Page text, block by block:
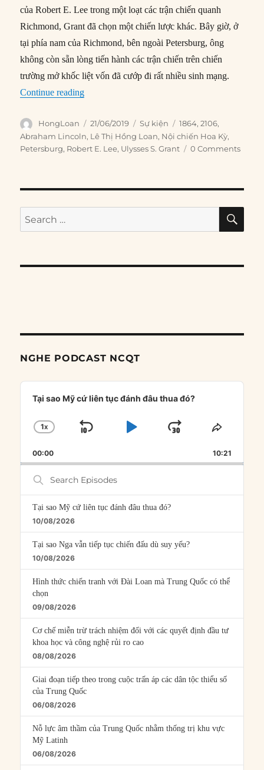
của Robert E. Lee trong một loạt các trận chiến quanh
Richmond, Grant đã chọn một chiến lược khác. Bây giờ, ở
tại phía nam của Richmond, bên ngoài Petersburg, ông
không còn sẵn lòng tiến hành các trận chiến trên chiến
trường mở khốc liệt vốn đã cướp đi rất nhiều sinh mạng.
Continue reading“21/06/1864: Tướng Grant mở rộng phòng
Author
HongLoan
Posted
on
21/06/2019 Categories
Sự kiện Tags
1864,2106,
Abraham Lincoln, Lê Thị Hồng Loan, Nội chiến Hoa Kỳ,
Petersburg, Robert E. Lee, Ulysses S. Grant 0 Comments
Search
for:
NGHE PODCAST NCQT
Audio
Player
Tại sao Mỹ cứ liên tục đánh đâu thua đó?
CHANGE
RATE
1X
SKIP
PLAYJUMP
FORWARD
SHARE
00:00 10:21
Search
Episodes
Tại sao Mỹ cứ liên tục đánh đâu thua đó?
10/08/2026
Tại sao Nga vẫn tiếp tục chiến đấu dù suy yếu?
10/08/2026
Hình thức chiến tranh với Đài Loan mà Trung Quốc có thể
chọn
09/08/2026
Cơ chế miễn trừ trách nhiệm đối với các quyết định đầu tư
khoa học và công nghệ rủi ro cao
08/08/2026
Giai đoạn tiếp theo trong cuộc trấn áp các dân tộc thiểu số
của Trung Quốc
06/08/2026
Nỗ lực âm thầm của Trung Quốc nhằm thống trị khu vực
Mỹ Latinh
06/08/2026